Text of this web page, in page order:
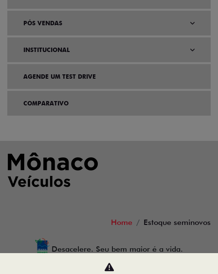
PÓS VENDAS
INSTITUCIONAL
AGENDE UM TEST DRIVE
COMPARATIVO
Home Estoque seminovos
Desacelere. Seu bem maior é a vida.